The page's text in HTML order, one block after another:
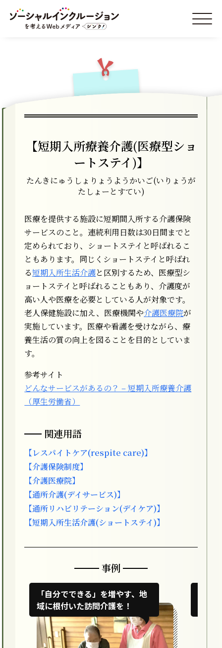
【短期入所療養介護(医療型ショ
ートステイ)】
たんきにゅうしょりょうようかいご(いりょうが
たしょーとすてい)
医療を提供する施設に短期間入所する介護保険
サービスのこと。連続利用日数は30日間までと
定められており、ショートステイと呼ばれるこ
ともあります。同じくショートステイと呼ばれ
る短期入所生活介護と区別するため、医療型シ
ョートステイと呼ばれることもあり、介護度が
高い人や医療を必要としている人が対象です。
老人保健施設に加え、医療機関や介護医療院が
実施しています。医療や看護を受けながら、療
養生活の質の向上を図ることを目的としていま
す。
参考サイト
どんなサービスがあるの？ – 短期入所療養介護
（厚生労働省）
関連用語
【レスパイトケア(respite care)】
【介護保険制度】
【介護医療院】
【通所介護(デイサービス)】
【通所リハビリテーション(デイケア)】
【短期入所生活介護(ショートステイ)】
事例
「自分でできる」を増やす、地
域に根付いた訪問介護を！